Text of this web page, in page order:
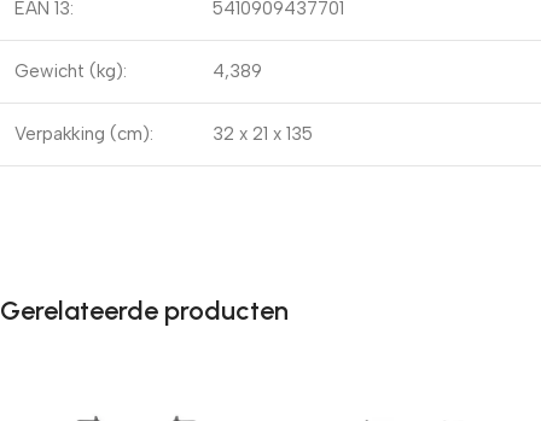
EAN 13: 5410909437701
Gewicht (kg): 4,389
Verpakking (cm): 32 x 21 x 135
Gerelateerde producten